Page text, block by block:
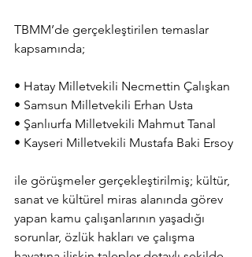
TBMM’de gerçekleştirilen temaslar
kapsamında;
• Hatay Milletvekili Necmettin Çalışkan
• Samsun Milletvekili Erhan Usta
• Şanlıurfa Milletvekili Mahmut Tanal
• Kayseri Milletvekili Mustafa Baki Ersoy
ile görüşmeler gerçekleştirilmiş; kültür,
sanat ve kültürel miras alanında görev
yapan kamu çalışanlarının yaşadığı
sorunlar, özlük hakları ve çalışma